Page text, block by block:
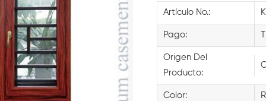
Artículo No.:
Pago:
Origen Del
Producto:
Color: